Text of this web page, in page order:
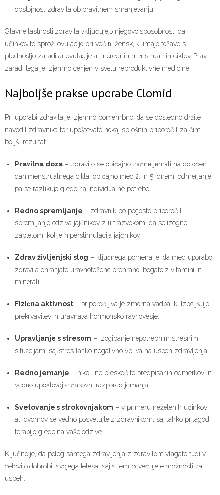
obstojnost zdravila ob pravilnem shranjevanju.
Glavne lastnosti zdravila vključujejo njegovo sposobnost, da
učinkovito sproži ovulacijo pri večini žensk, ki imajo težave s
plodnostjo zaradi anovulacije ali nerednih menstrualnih ciklov. Prav
zaradi tega je izjemno cenjen v svetu reproduktivne medicine.
Najboljše prakse uporabe Clomid
Pri uporabi zdravila je izjemno pomembno, da se dosledno držite
navodil zdravnika ter upoštevate nekaj splošnih priporočil za čim
boljši rezultat.
Pravilna doza – zdravilo se običajno začne jemati na določen
dan menstrualnega cikla, običajno med 2. in 5. dnem, odmerjanje
pa se razlikuje glede na individualne potrebe.
Redno spremljanje – zdravnik bo pogosto priporočil
spremljanje odziva jajčnikov z ultrazvokom, da se izogne
zapletom, kot je hiperstimulacija jajčnikov.
Zdrav življenjski slog – ključnega pomena je, da med uporabo
zdravila ohranjate uravnoteženo prehrano, bogato z vitamini in
minerali.
Fizična aktivnost – priporočljiva je zmerna vadba, ki izboljšuje
prekrvavitev in uravnava hormonsko ravnovesje.
Upravljanje s stresom – izogibanje nepotrebnim stresnim
situacijam, saj stres lahko negativno vpliva na uspeh zdravljenja.
Redno jemanje – nikoli ne preskočite predpisanih odmerkov in
vedno upoštevajte časovni razpored jemanja.
Svetovanje s strokovnjakom – v primeru neželenih učinkov
ali dvomov se vedno posvetujte z zdravnikom, saj lahko prilagodi
terapijo glede na vaše odzive.
Ključno je, da poleg samega zdravljenja z zdravilom vlagate tudi v
celovito dobrobit svojega telesa, saj s tem povečujete možnosti za
uspeh.